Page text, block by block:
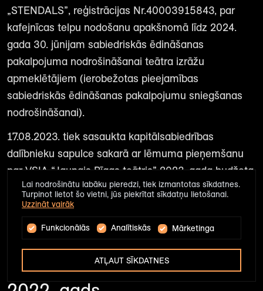
„STENDALS”, reģistrācijas Nr.40003915843, par
kafejnīcas telpu nodošanu apakšnomā līdz 2024.
gada 30. jūnijam sabiedriskās ēdināšanas
pakalpojuma nodrošināšanai teātra izrāžu
apmeklētājiem (ierobežotas pieejamības
sabiedriskās ēdināšanas pakalpojumu sniegšanas
nodrošināšanai).
17.08.2023. tiek sasaukta kapitālsabiedrības
dalībnieku sapulce sakarā ar lēmuma pieņemšanu
par VSIA “Jaunais Rīgas teātris” 2023. gada budžeta
apstiprināšanu.
26.04.2023. tiek sasaukta kapitālsabiedrības
dalībnieku sapulce sakarā ar lēmuma pieņemšanu
pārskata apstiprināšanu.
Lai nodrošinātu labāku pieredzi, tiek izmantotas sīkdatnes.
Turpinot lietot šo vietni, jūs piekrītat sīkdatņu lietošanai.
Uzzināt vairāk
Funkcionālās Analītiskās Mārketinga
ATĻAUT SĪKDATNES